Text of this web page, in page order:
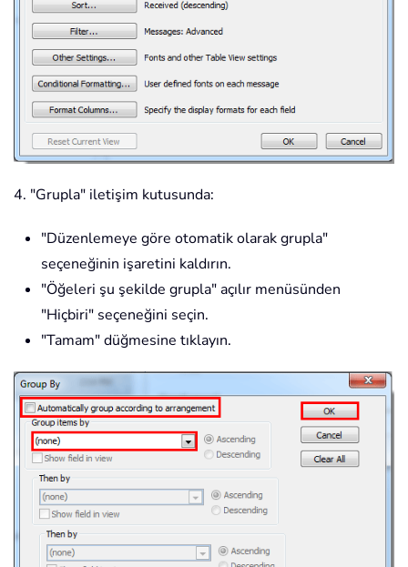
4. "Grupla" iletişim kutusunda:
"Düzenlemeye göre otomatik olarak grupla"
seçeneğinin işaretini kaldırın.
"Öğeleri şu şekilde grupla" açılır menüsünden
"Hiçbiri" seçeneğini seçin.
"Tamam" düğmesine tıklayın.